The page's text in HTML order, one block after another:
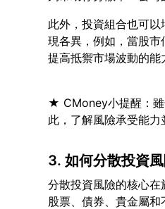
此外，投資組合也可
現各異，例如，當股市
★ CMoney小提醒：雖
3. 如何分散投資風
分散投資風險的核心在
股票、債券、貴金屬